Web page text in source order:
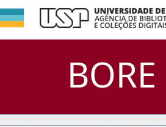
BORE
Filtrar
Assunto
DSpace/Manakin +